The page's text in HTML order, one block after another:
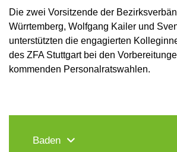
Die zwei Vorsitzende der
Würrtemberg, Wolfgang Kailer und
unterstützten die engagierten
des ZFA Stuttgart bei den
kommenden Personalratswahlen.
Baden